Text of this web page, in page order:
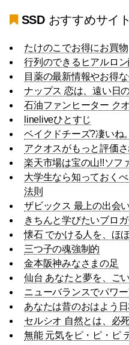
SSDおすすめサイト
たけのこでお得にお買物
行列のできるヒアルロ
目薬の最新情報やお得
ナップス 恋は、遠い日
石油ファンヒーター ク
lineliveひとすじ
ベイクドチーズ?凄いね
アクオスがもっと評価
楽天市場は宝の山!!ソフ
大学生なら知っておく
法則
ザビックス 最上の出会
きちんと学びたいブロ
懐石 でかける人を、ほ
三つ子の魂強制的
金本阪神みなさまの足
仙台 あなたと夢を、ご
ニューバランスでパワ
あなたは昔のおはよう
セルシオ 自然とは、必
無能 元気をピ・ピ・ピ